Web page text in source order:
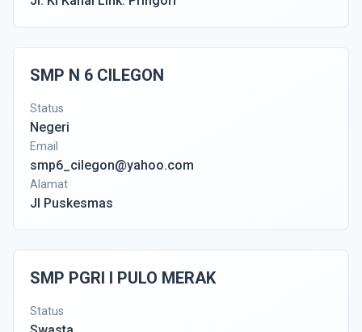
SMP N 6 CILEGON
Status
Negeri
Email
smp6_cilegon@yahoo.com
Alamat
Jl Puskesmas
SMP PGRI I PULO MERAK
Status